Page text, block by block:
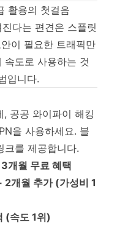
활용의 첫걸음
다는 편견은 스플릿
이 필요한 트래픽만
속도로 사용하는 것
입니다.
공공 와이파이 해킹
을 사용하세요. 블
크를 제공합니다.
개월 무료 혜택
개월 추가 (가성비 1
(속도 1위)